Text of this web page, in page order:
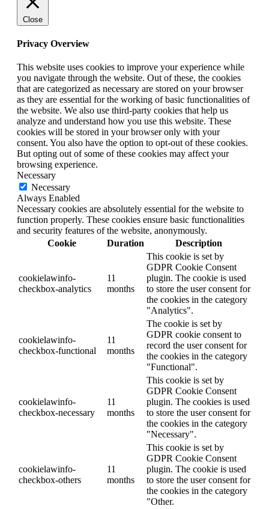
Close
Privacy Overview
This website uses cookies to improve your experience while
you navigate through the website. Out of these, the cookies
that are categorized as necessary are stored on your browser
as they are essential for the working of basic functionalities of
the website. We also use third-party cookies that help us
analyze and understand how you use this website. These
cookies will be stored in your browser only with your
consent. You also have the option to opt-out of these cookies.
But opting out of some of these cookies may affect your
browsing experience.
Necessary
Necessary
Always Enabled
Necessary cookies are absolutely essential for the website to
function properly. These cookies ensure basic functionalities
and security features of the website, anonymously.
Cookie
Duration Description
cookielawinfo-
checkbox-analytics
11
months
This cookie is set by
GDPR Cookie Consent
plugin. The cookie is used
to store the user consent for
the cookies in the category
"Analytics".
cookielawinfo-
checkbox-functional
11
months
The cookie is set by
GDPR cookie consent to
record the user consent for
the cookies in the category
"Functional".
cookielawinfo-
checkbox-necessary
11
months
This cookie is set by
GDPR Cookie Consent
plugin. The cookies is used
to store the user consent for
the cookies in the category
"Necessary".
cookielawinfo-
checkbox-others
11
months
This cookie is set by
GDPR Cookie Consent
plugin. The cookie is used
to store the user consent for
the cookies in the category
"Other.